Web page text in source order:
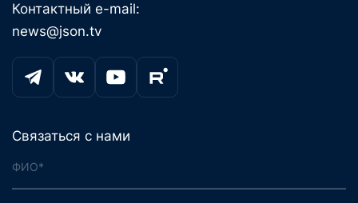
Контактный e-mail:
news@json.tv
Связаться с нами